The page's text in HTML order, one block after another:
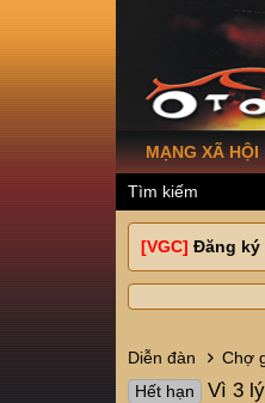
MẠNG XÃ HỘI
Tìm kiếm
[VGC] Đăng ký
Diễn đàn Chợ
Hết hạn Vì 3